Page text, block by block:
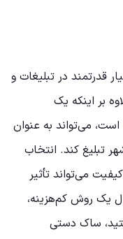
قدرتمند در تبلیغات و
بر اینکه یک
می‌تواند به عنوان
تبلیغ کند. انتخاب
می‌تواند تأثیر
یک روش کم‌هزینه،
ساک دستی